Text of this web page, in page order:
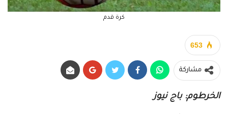
كرة قدم
653
مشاركة
الخرطوم: باج نيوز